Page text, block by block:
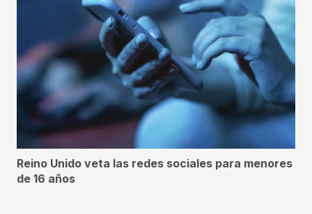
Reino Unido veta las redes sociales para menores
de 16 años